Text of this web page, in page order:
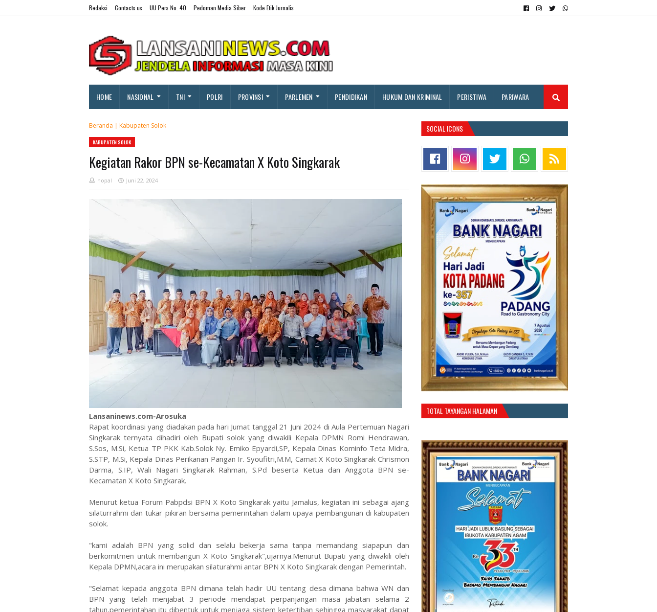
Redaksi Contacts us UU Pers No. 40 Pedoman Media Siber Kode Etik Jurnalis
HOME NASIONAL TNI POLRI PROVINSI PARLEMEN PENDIDIKAN HUKUM DAN KRIMINAL PERISTIWA PARIWARA
Beranda | Kabupaten Solok
KABUPATEN SOLOK
Kegiatan Rakor BPN se-Kecamatan X Koto Singkarak
nopal Juni 22, 2024
Lansaninews.com-Arosuka
Rapat koordinasi yang diadakan pada hari Jumat tanggal 21 Juni 2024 di Aula Pertemuan Nagari
Singkarak ternyata dihadiri oleh Bupati solok yang diwakili Kepala DPMN Romi Hendrawan,
S.Sos, M.Si, Ketua TP PKK Kab.Solok Ny. Emiko Epyardi,SP, Kepala Dinas Kominfo Teta Midra,
S.STP, M.Si, Kepala Dinas Perikanan Pangan Ir. Syoufitri,M.M, Camat X Koto Singkarak Chrismon
Darma, S.IP, Wali Nagari Singkarak Rahman, S.Pd beserta Ketua dan Anggota BPN se-
Kecamatan X Koto Singkarak.
Menurut ketua Forum Pabpdsi BPN X Koto Singkarak yaitu Jamalus, kegiatan ini sebagai ajang
silaturrahmi dan tukar pikiran bersama pemerintahan dalam upaya pembangunan di kabupaten
solok.
"kami adalah BPN yang solid dan selalu bekerja sama tanpa memandang siapapun dan
berkomitmen untuk membangun X Koto Singkarak",ujarnya.Menurut Bupati yang diwakili oleh
Kepala DPMN,acara ini merupakan silaturahmi antar BPN X Koto Singkarak dengan Pemerintah.
"Selamat kepada anggota BPN dimana telah hadir UU tentang desa dimana bahwa WN dan
BPN yang telah menjabat 3 periode mendapat perpanjangan masa jabatan selama 2
tahun,pemerintahan itu dibentuk untuk menjaga sistem ketertiban sehingga masyarakat dapat
SOCIAL ICONS
TOTAL TAYANGAN HALAMAN